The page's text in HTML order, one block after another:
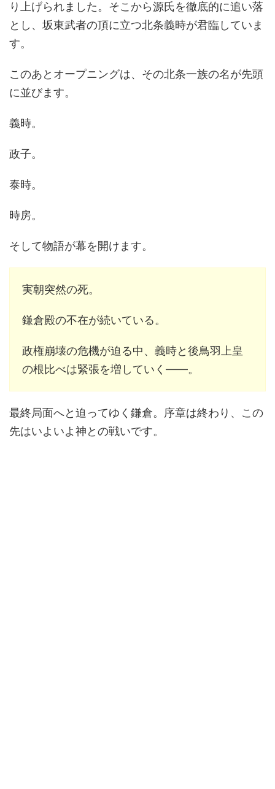
り上げられました。そこから源氏を徹底的に追い落
とし、坂東武者の頂に立つ北条義時が君臨していま
す。
このあとオープニングは、その北条一族の名が先頭
に並びます。
義時。
政子。
泰時。
時房。
そして物語が幕を開けます。
実朝突然の死。
鎌倉殿の不在が続いている。
政権崩壊の危機が迫る中、義時と後鳥羽上皇
の根比べは緊張を増していく――。
最終局面へと迫ってゆく鎌倉。序章は終わり、この
先はいよいよ神との戦いです。